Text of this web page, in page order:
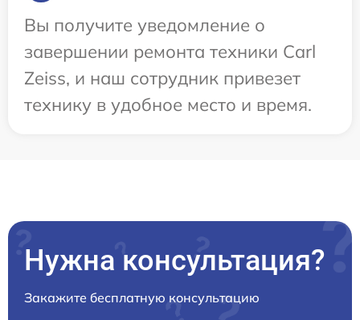
Вы получите уведомление о
завершении ремонта техники Carl
Zeiss, и наш сотрудник привезет
технику в удобное место и время.
Нужна консультация?
Закажите бесплатную консультацию